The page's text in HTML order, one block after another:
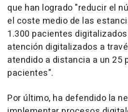
que han logrado "reducir el
el coste medio de las
1.300 pacientes
atención digitalizados a
atendido a distancia a un 25
pacientes".
Por último, ha defendido la